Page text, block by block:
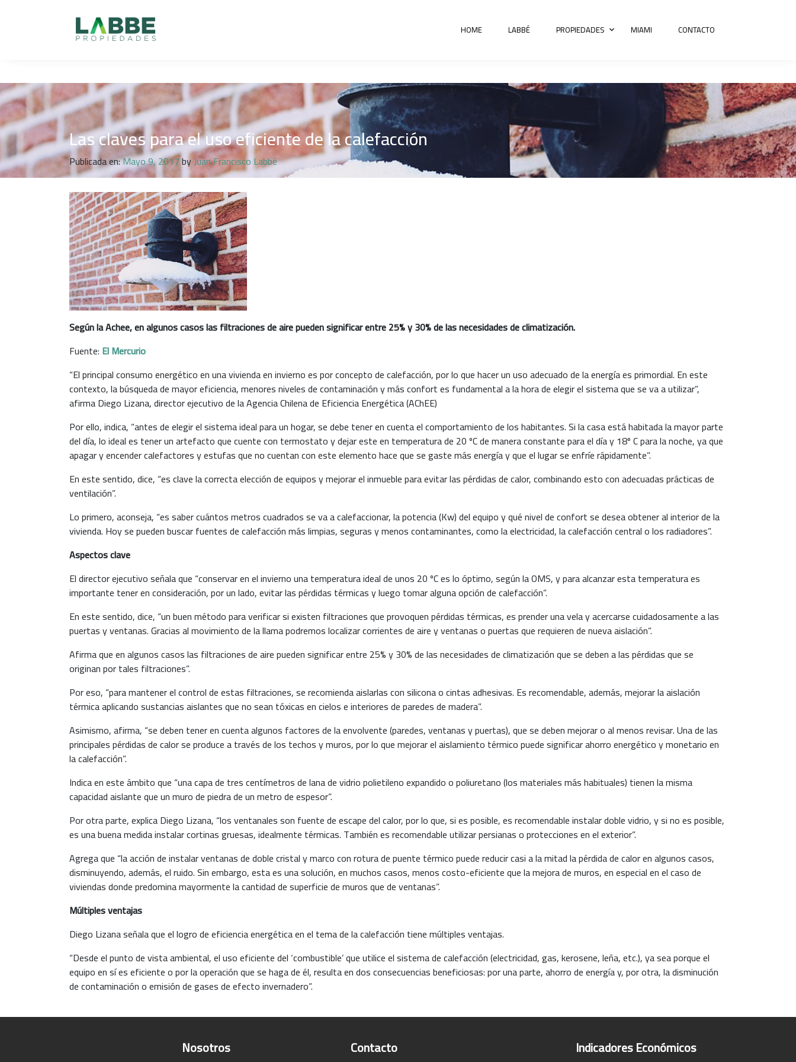
HOME LABBÉ PROPIEDADES MIAMI CONTACTO
Las claves para el uso eficiente de la calefacción
Publicada en:Mayo 9, 2017byJuan Francisco Labbé
Según la Achee, en algunos casos las filtraciones de aire pueden significar entre 25% y 30% de las necesidades de climatización.
Fuente: El Mercurio
“El principal consumo energético en una vivienda en invierno es por concepto de calefacción, por lo que hacer un uso adecuado de la energía es primordial. En este
contexto, la búsqueda de mayor eficiencia, menores niveles de contaminación y más confort es fundamental a la hora de elegir el sistema que se va a utilizar”,
afirma Diego Lizana, director ejecutivo de la Agencia Chilena de Eficiencia Energética (AChEE)
Por ello, indica, “antes de elegir el sistema ideal para un hogar, se debe tener en cuenta el comportamiento de los habitantes. Si la casa está habitada la mayor parte
del día, lo ideal es tener un artefacto que cuente con termostato y dejar este en temperatura de 20 ºC de manera constante para el día y 18º C para la noche, ya que
apagar y encender calefactores y estufas que no cuentan con este elemento hace que se gaste más energía y que el lugar se enfríe rápidamente”.
En este sentido, dice, “es clave la correcta elección de equipos y mejorar el inmueble para evitar las pérdidas de calor, combinando esto con adecuadas prácticas de
ventilación”.
Lo primero, aconseja, “es saber cuántos metros cuadrados se va a calefaccionar, la potencia (Kw) del equipo y qué nivel de confort se desea obtener al interior de la
vivienda. Hoy se pueden buscar fuentes de calefacción más limpias, seguras y menos contaminantes, como la electricidad, la calefacción central o los radiadores”.
Aspectos clave
El director ejecutivo señala que “conservar en el invierno una temperatura ideal de unos 20 ºC es lo óptimo, según la OMS, y para alcanzar esta temperatura es
importante tener en consideración, por un lado, evitar las pérdidas térmicas y luego tomar alguna opción de calefacción”.
En este sentido, dice, “un buen método para verificar si existen filtraciones que provoquen pérdidas térmicas, es prender una vela y acercarse cuidadosamente a las
puertas y ventanas. Gracias al movimiento de la llama podremos localizar corrientes de aire y ventanas o puertas que requieren de nueva aislación”.
Afirma que en algunos casos las filtraciones de aire pueden significar entre 25% y 30% de las necesidades de climatización que se deben a las pérdidas que se
originan por tales filtraciones”.
Por eso, “para mantener el control de estas filtraciones, se recomienda aislarlas con silicona o cintas adhesivas. Es recomendable, además, mejorar la aislación
térmica aplicando sustancias aislantes que no sean tóxicas en cielos e interiores de paredes de madera”.
Asimismo, afirma, “se deben tener en cuenta algunos factores de la envolvente (paredes, ventanas y puertas), que se deben mejorar o al menos revisar. Una de las
principales pérdidas de calor se produce a través de los techos y muros, por lo que mejorar el aislamiento térmico puede significar ahorro energético y monetario en
la calefacción”.
Indica en este ámbito que “una capa de tres centímetros de lana de vidrio polietileno expandido o poliuretano (los materiales más habituales) tienen la misma
capacidad aislante que un muro de piedra de un metro de espesor”.
Por otra parte, explica Diego Lizana, “los ventanales son fuente de escape del calor, por lo que, si es posible, es recomendable instalar doble vidrio, y si no es posible,
es una buena medida instalar cortinas gruesas, idealmente térmicas. También es recomendable utilizar persianas o protecciones en el exterior”.
Agrega que “la acción de instalar ventanas de doble cristal y marco con rotura de puente térmico puede reducir casi a la mitad la pérdida de calor en algunos casos,
disminuyendo, además, el ruido. Sin embargo, esta es una solución, en muchos casos, menos costo-eficiente que la mejora de muros, en especial en el caso de
viviendas donde predomina mayormente la cantidad de superficie de muros que de ventanas”.
Múltiples ventajas
Diego Lizana señala que el logro de eficiencia energética en el tema de la calefacción tiene múltiples ventajas.
“Desde el punto de vista ambiental, el uso eficiente del ‘combustible’ que utilice el sistema de calefacción (electricidad, gas, kerosene, leña, etc.), ya sea porque el
equipo en sí es eficiente o por la operación que se haga de él, resulta en dos consecuencias beneficiosas: por una parte, ahorro de energía y, por otra, la disminución
de contaminación o emisión de gases de efecto invernadero”.
Nosotros Contacto Indicadores Económicos